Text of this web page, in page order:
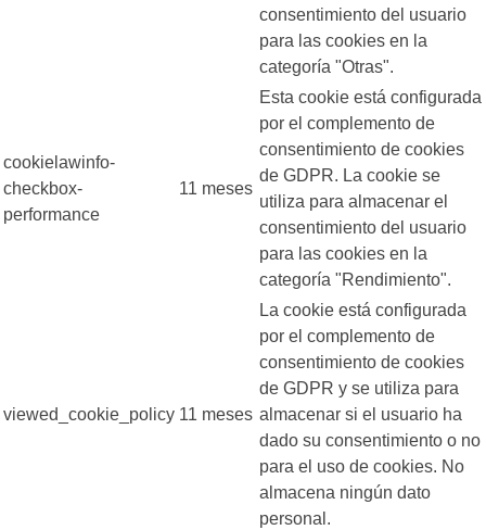
consentimiento del usuario
para las cookies en la
categoría "Otras".
cookielawinfo-
checkbox-
performance
11 meses
Esta cookie está configurada
por el complemento de
consentimiento de cookies
de GDPR. La cookie se
utiliza para almacenar el
consentimiento del usuario
para las cookies en la
categoría "Rendimiento".
viewed_cookie_policy 11 meses
La cookie está configurada
por el complemento de
consentimiento de cookies
de GDPR y se utiliza para
almacenar si el usuario ha
dado su consentimiento o no
para el uso de cookies. No
almacena ningún dato
personal.